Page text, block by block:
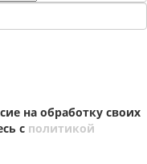
на обработку своих
с политикой